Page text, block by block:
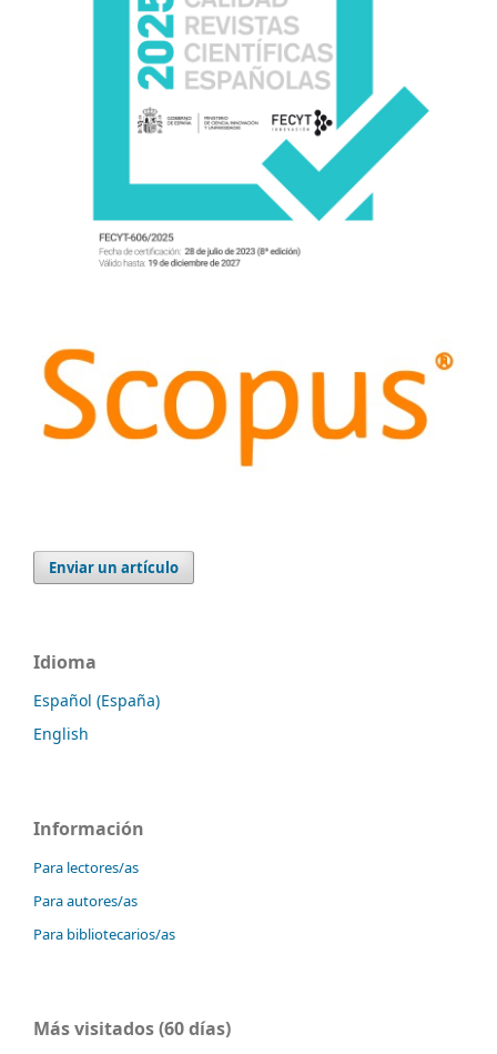
Enviar un artículo
Idioma
Español (España)
English
Información
Para lectores/as
Para autores/as
Para bibliotecarios/as
Más visitados (60 días)